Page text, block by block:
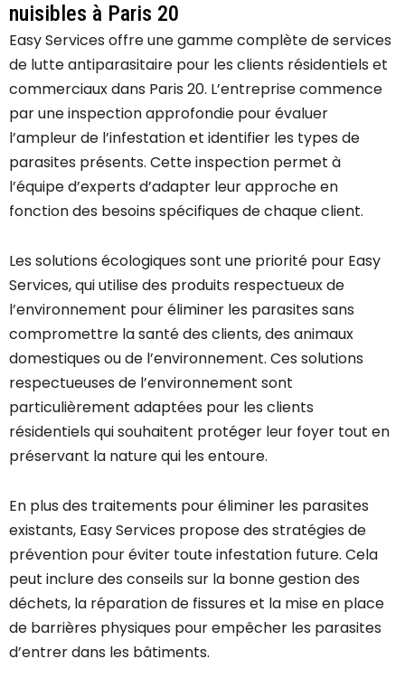
nuisibles à Paris 20
Easy Services offre une gamme complète de services
de lutte antiparasitaire pour les clients résidentiels et
commerciaux dans Paris 20. L’entreprise commence
par une inspection approfondie pour évaluer
l’ampleur de l’infestation et identifier les types de
parasites présents. Cette inspection permet à
l’équipe d’experts d’adapter leur approche en
fonction des besoins spécifiques de chaque client.
Les solutions écologiques sont une priorité pour Easy
Services, qui utilise des produits respectueux de
l’environnement pour éliminer les parasites sans
compromettre la santé des clients, des animaux
domestiques ou de l’environnement. Ces solutions
respectueuses de l’environnement sont
particulièrement adaptées pour les clients
résidentiels qui souhaitent protéger leur foyer tout en
préservant la nature qui les entoure.
En plus des traitements pour éliminer les parasites
existants, Easy Services propose des stratégies de
prévention pour éviter toute infestation future. Cela
peut inclure des conseils sur la bonne gestion des
déchets, la réparation de fissures et la mise en place
de barrières physiques pour empêcher les parasites
d’entrer dans les bâtiments.